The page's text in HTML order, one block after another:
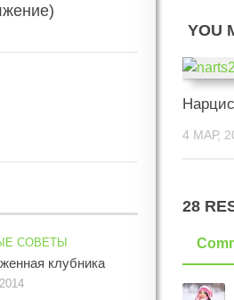
YOU
4 МАР,
28
СОВЕТЫ
клубника